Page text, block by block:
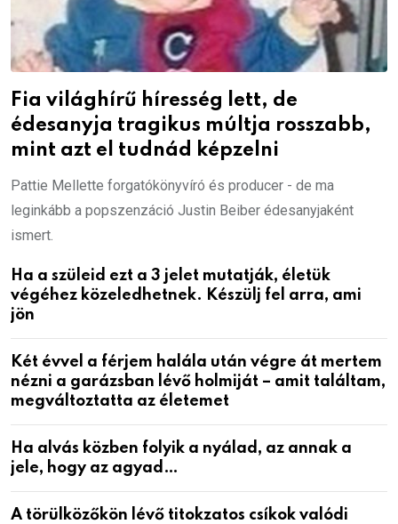
Fia világhírű híresség lett, de
édesanyja tragikus múltja rosszabb,
mint azt el tudnád képzelni
Pattie Mellette forgatókönyvíró és producer - de ma
leginkább a popszenzáció Justin Beiber édesanyjaként
ismert.
Ha a szüleid ezt a 3 jelet mutatják, életük
végéhez közeledhetnek. Készülj fel arra, ami
jön
Két évvel a férjem halála után végre át mertem
nézni a garázsban lévő holmiját – amit találtam,
megváltoztatta az életemet
Ha alvás közben folyik a nyálad, az annak a
jele, hogy az agyad…
A törülközőkön lévő titokzatos csíkok valódi